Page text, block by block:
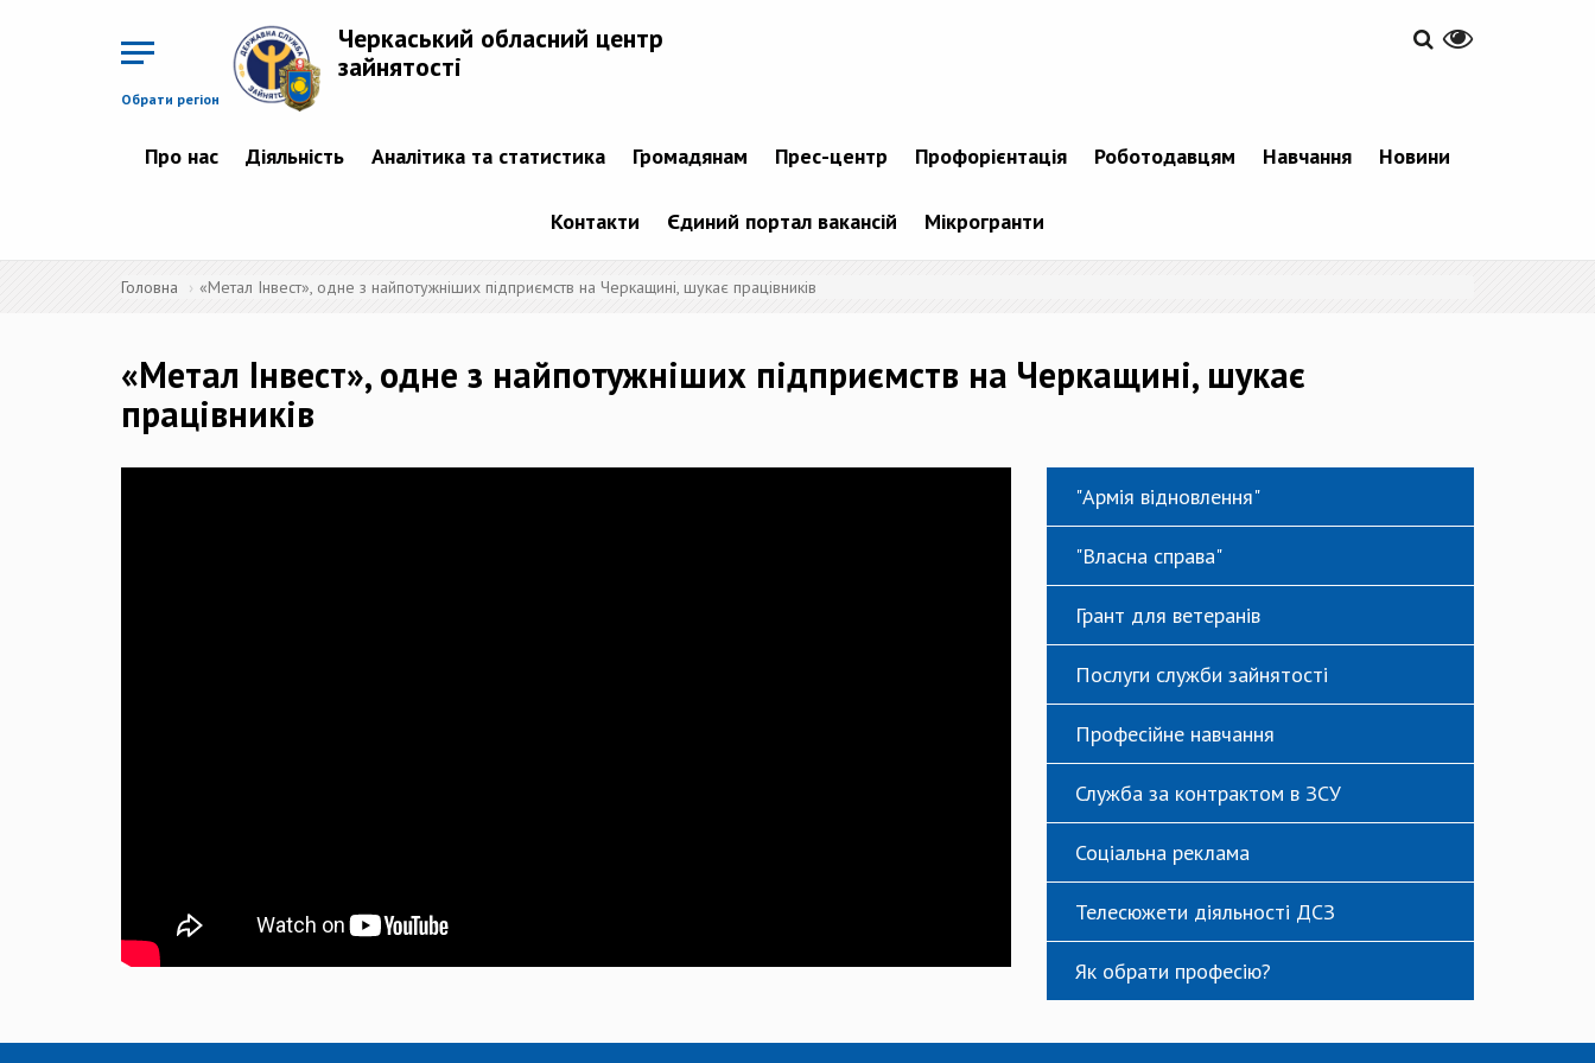
Обрати регіон
Черкаський обласний центр
зайнятості
Про нас Діяльність Аналітика та статистика Громадянам Прес-центр Профорієнтація Роботодавцям Навчання Новини
Контакти Єдиний портал вакансій Мікрогранти
Головна «Метал Інвест», одне з найпотужніших підприємств на Черкащині, шукає працівників
«Метал Інвест», одне з найпотужніших підприємств на Черкащині, шукає
працівників
"Армія відновлення"
"Власна справа"
Грант для ветеранів
Послуги служби зайнятості
Професійне навчання
Служба за контрактом в ЗСУ
Соціальна реклама
Телесюжети діяльності ДСЗ
Як обрати професію?